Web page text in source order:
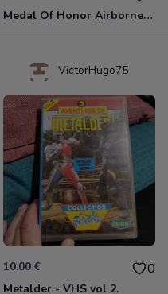
Medal Of Honor Airborne Xbox 360
VictorHugo75
10.00 € 0
Metalder - VHS vol 2.